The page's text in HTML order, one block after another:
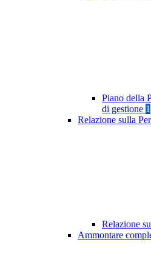
Piano della
di gestione 1
Relazione sulla
Relazione
Ammontare